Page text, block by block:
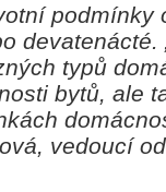
podmínky
devatenácté.
typů
bytů, ale
vedoucí